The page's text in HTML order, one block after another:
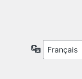
Langue